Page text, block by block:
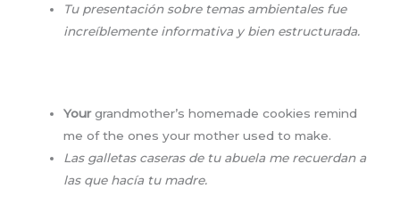
Tu presentación sobre temas ambientales fue
increíblemente informativa y bien estructurada.
Yourgrandmother’s homemade cookies remind
me of the ones your mother used to make.
Las galletas caseras de tu abuela me recuerdan a
las que hacía tu madre.